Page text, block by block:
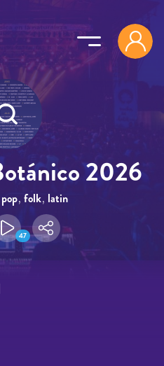
2026
pop, folk, latin
47